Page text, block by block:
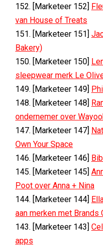
152. [Marketeer 152]
van House of Treats
151. [Marketeer 151]
Bakery)
150. [Marketeer 150]
sleepwear merk Le
149. [Marketeer 149]
148. [Marketeer 148]
ondernemer over
147. [Marketeer 147]
Own Your Space
146. [Marketeer 146]
145. [Marketeer 145]
Poot over Anna + Nina
144. [Marketeer 144]
aan merken met Brands
143. [Marketeer 143]
apps